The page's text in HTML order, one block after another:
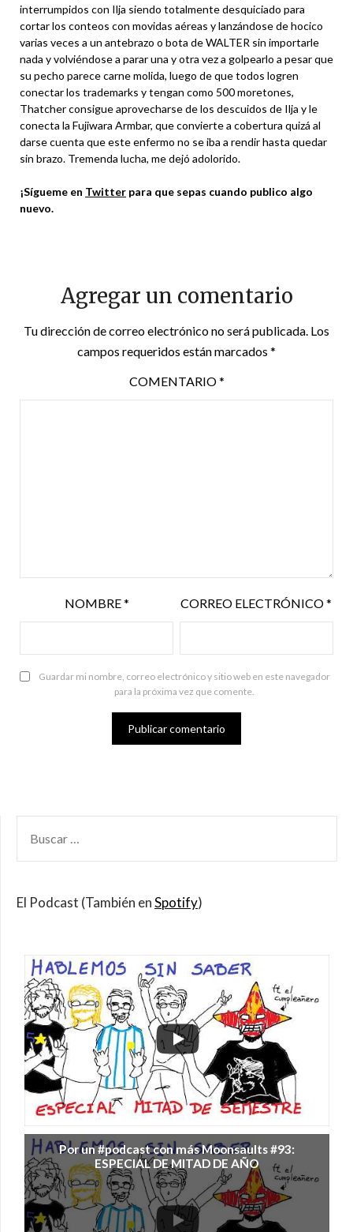
interrumpidos con Ilja siendo totalmente desquiciado para
cortar los conteos con movidas aéreas y lanzándose de hocico
varias veces a un antebrazo o bota de WALTER sin importarle
nada y volviéndose a parar una y otra vez a golpearlo a pesar que
su pecho parece carne molida, luego de que todos logren
conectar los trademarks y tengan como 500 moretones,
Thatcher consigue aprovecharse de los descuidos de Ilja y le
conecta la Fujiwara Armbar, que convierte a cobertura quizá al
darse cuenta que este enfermo no se iba a rendir hasta quedar
sin brazo. Tremenda lucha, me dejó adolorido.
¡Sígueme en Twitter para que sepas cuando publico algo
nuevo.
Agregar un comentario
Tu dirección de correo electrónico no será publicada. Los
campos requeridos están marcados *
COMENTARIO*
NOMBRE* CORREO ELECTRÓNICO*
Guardar mi nombre, correo electrónico y sitio web en este navegador
para la próxima vez que comente.
POR:
El Podcast (También enSpotify)
Por un #podcast con más Moonsaults #93:
ESPECIAL DE MITAD DE AÑO